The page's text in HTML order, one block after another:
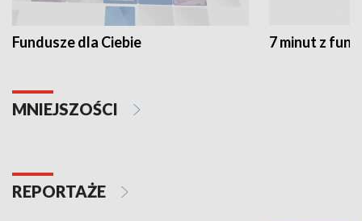
Fundusze dla Ciebie 7 minut z
MNIEJSZOŚCI
REPORTAŻE